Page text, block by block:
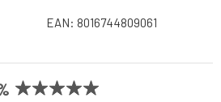
EAN: 8016744809061